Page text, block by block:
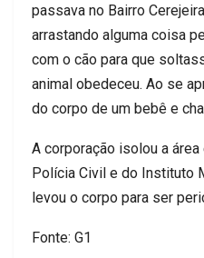
passava no Bairro
arrastando alguma coisa
com o cão para que
animal obedeceu. Ao se
do corpo de um bebê e
A corporação isolou a
Polícia Civil e do Instituto
levou o corpo para ser
Fonte: G1